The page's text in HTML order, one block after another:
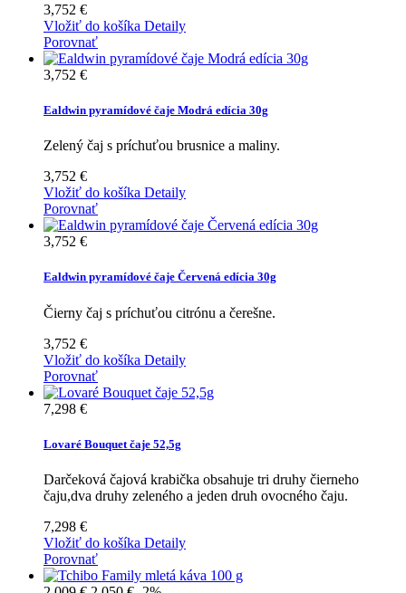
3,752 €
Vložiť do košíka Detaily
Porovnať
3,752 €
Ealdwin pyramídové čaje Modrá edícia 30g
Zelený čaj s príchuťou brusnice a maliny.
3,752 €
Vložiť do košíka Detaily
Porovnať
3,752 €
Ealdwin pyramídové čaje Červená edícia 30g
Čierny čaj s príchuťou citrónu a čerešne.
3,752 €
Vložiť do košíka Detaily
Porovnať
7,298 €
Lovaré Bouquet čaje 52,5g
Darčeková čajová krabička obsahuje tri druhy čierneho
čaju,dva druhy zeleného a jeden druh ovocného čaju.
7,298 €
Vložiť do košíka Detaily
Porovnať